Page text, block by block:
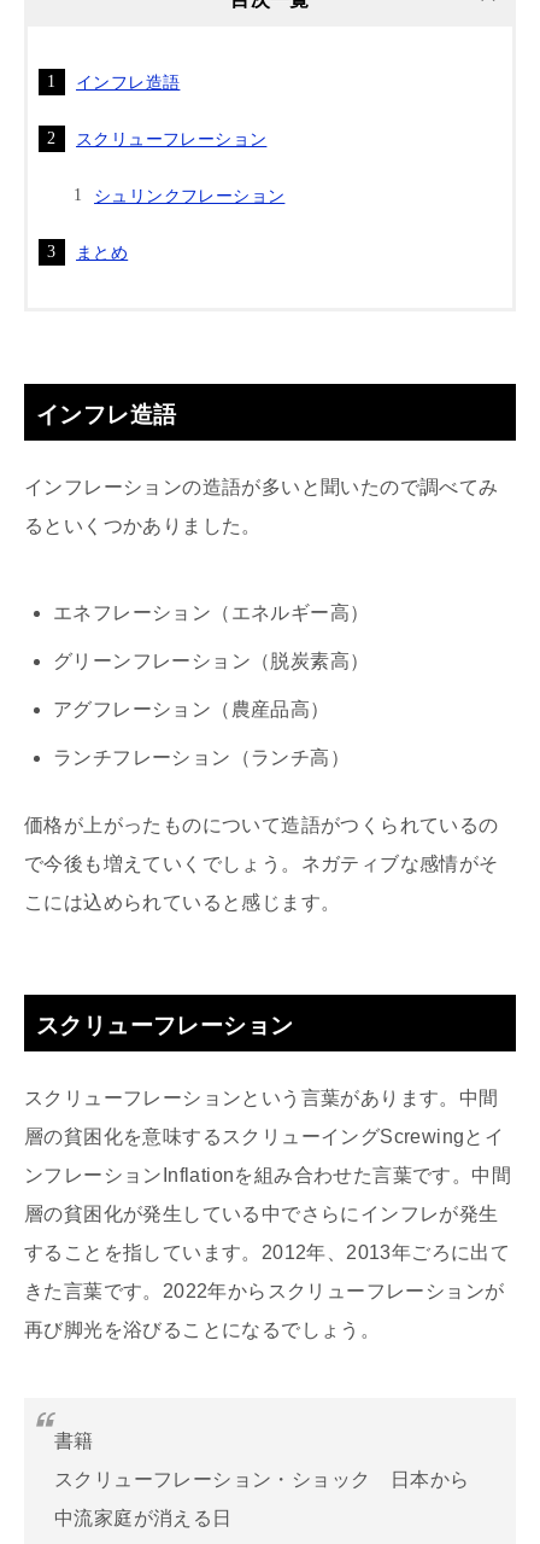
インフレ造語
スクリューフレーション
シュリンクフレーション
まとめ
インフレ造語
インフレーションの造語が多いと聞いたので調べてみ
るといくつかありました。
エネフレーション（エネルギー高）
グリーンフレーション（脱炭素高）
アグフレーション（農産品高）
ランチフレーション（ランチ高）
価格が上がったものについて造語がつくられているの
で今後も増えていくでしょう。ネガティブな感情がそ
こには込められていると感じます。
スクリューフレーション
スクリューフレーションという言葉があります。中間
層の貧困化を意味するスクリューイングScrewingとイ
ンフレーションInflationを組み合わせた言葉です。中間
層の貧困化が発生している中でさらにインフレが発生
することを指しています。2012年、2013年ごろに出て
きた言葉です。2022年からスクリューフレーションが
再び脚光を浴びることになるでしょう。
書籍
スクリューフレーション・ショック 日本から
中流家庭が消える日